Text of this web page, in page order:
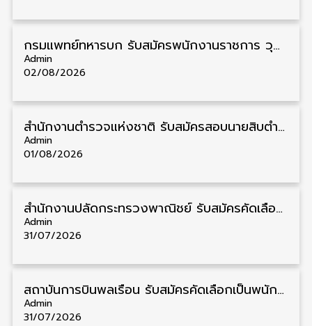
กรมแพทย์ทหารบก รับสมัครพนักงานราชการ วุฒิ ม.3/ม.6/ปวช./ปวท./ปวส. 6 อัตรา รับสมัคร 3 – 7 สิงหาคม
Admin
02/08/2026
สำนักงานตำรวจแห่งชาติ รับสมัครสอบนายสิบตำรวจ วุฒิ ม.6/ปวช. 6,000 อัตรา รับสมัคร 8 – 19 สิงหาคม
Admin
01/08/2026
สำนักงานปลัดกระทรวงพาณิชย์ รับสมัครคัดเลือกพนักงานราชการ วุฒิ ปวส./ป.ตรี 11 อัตรา รับสมัคร 10 – 21 สิงหาคม
Admin
31/07/2026
สถาบันการบินพลเรือน รับสมัครคัดเลือกเป็นพนักงาน วุฒิ ป.ตรี/ป.โท/ป.เอก 11 อัตรา รับสมัคร 27 กรกฎาคม – 10 สิงหาคม
Admin
31/07/2026